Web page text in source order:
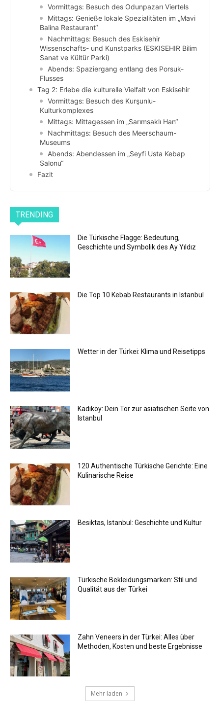
Vormittags: Besuch des Odunpazarı Viertels
Mittags: Genieße lokale Spezialitäten im „Mavi
Balina Restaurant“
Nachmittags: Besuch des Eskisehir
Wissenschafts- und Kunstparks (ESKISEHIR Bilim
Sanat ve Kültür Parki)
Abends: Spaziergang entlang des Porsuk-
Flusses
Tag 2: Erlebe die kulturelle Vielfalt von Eskisehir
Vormittags: Besuch des Kurşunlu-
Kulturkomplexes
Mittags: Mittagessen im „Sarımsaklı Han“
Nachmittags: Besuch des Meerschaum-
Museums
Abends: Abendessen im „Seyfi Usta Kebap
Salonu“
Fazit
TRENDING
Die Türkische Flagge: Bedeutung,
Geschichte und Symbolik des Ay Yıldız
Die Top 10 Kebab Restaurants in Istanbul
Wetter in der Türkei: Klima und Reisetipps
Kadıköy: Dein Tor zur asiatischen Seite von
Istanbul
120 Authentische Türkische Gerichte: Eine
Kulinarische Reise
Besiktas, Istanbul: Geschichte und Kultur
Türkische Bekleidungsmarken: Stil und
Qualität aus der Türkei
Zahn Veneers in der Türkei: Alles über
Methoden, Kosten und beste Ergebnisse
Mehr laden